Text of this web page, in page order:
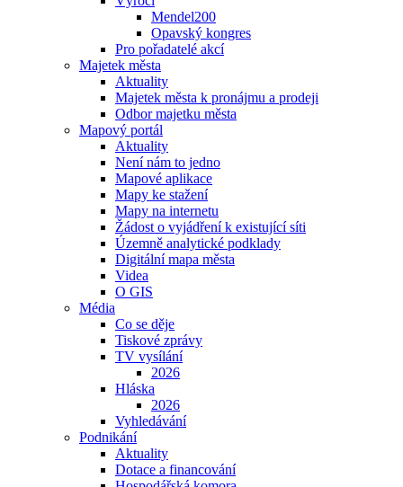
Mendel200
Opavský kongres
Pro pořadatelé akcí
Majetek města
Aktuality
Majetek města k pronájmu a prodeji
Odbor majetku města
Mapový portál
Aktuality
Není nám to jedno
Mapové aplikace
Mapy ke stažení
Mapy na internetu
Žádost o vyjádření k existující síti
Územně analytické podklady
Digitální mapa města
Videa
O GIS
Média
Co se děje
Tiskové zprávy
TV vysílání
2026
Hláska
2026
Vyhledávání
Podnikání
Aktuality
Dotace a financování